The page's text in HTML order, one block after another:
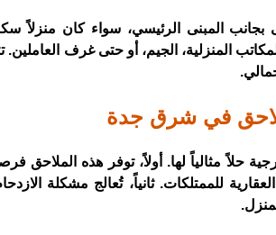
المبنى الرئيسي، سواء كان منزلاً
المنزلية، الجيم، أو حتى غرف العاملين.
في شرق جدة
حلاً مثالياً لها. أولاً، توفر هذه الملاحق
للممتلكات. ثانياً، تُعالج مشكلة